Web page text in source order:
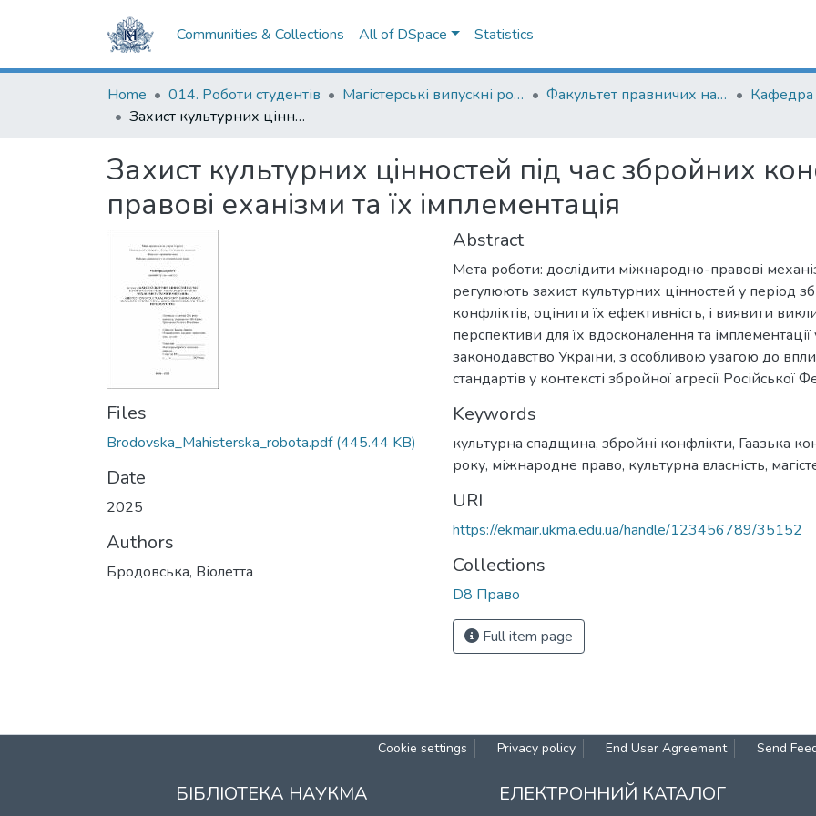
Communities & Collections All of DSpace Statistics
Home 014. Роботи студентів Магістерські випускні роботи Факультет правничих наук
Захист культурних цінностей під час збройних конфліктів: міжнародно-правові еханізми та їх імплементація
Захист культурних цінностей під час збройних
правові еханізми та їх імплементація
Files
Brodovska_Mahisterska_robota.pdf(445.44 KB)
Date
2025
Authors
Бродовська, Віолетта
Abstract
Мета роботи: дослідити міжнародно-правові
регулюють захист культурних цінностей у період
конфліктів, оцінити їх ефективність, і виявити
перспективи для їх вдосконалення та
законодавство України, з особливою увагою до
стандартів у контексті збройної агресії Російської
Keywords
культурна спадщина, збройні конфлікти, Гаазька
року, міжнародне право, культурна власність,
URI
https://ekmair.ukma.edu.ua/handle/123456789/35152
Collections
D8 Право
Full item page
Cookie settings Privacy policy End User Agreement Send
БІБЛІОТЕКА НАУКМА ЕЛЕКТРОННИЙ КАТАЛОГ